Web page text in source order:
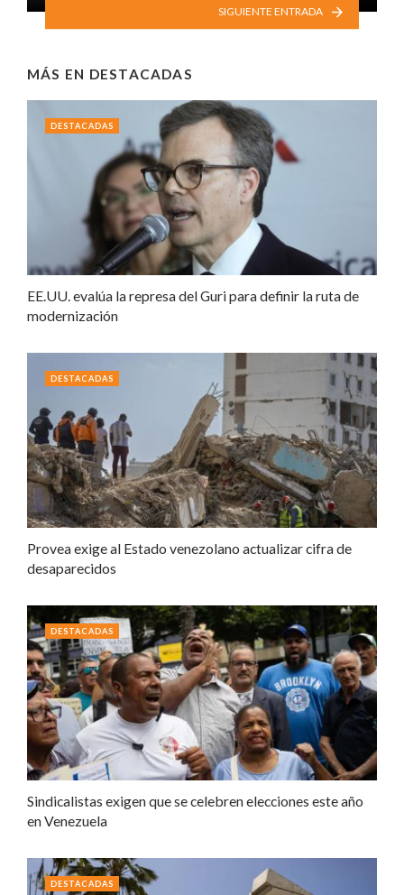
SIGUIENTE ENTRADA
MÁS EN DESTACADAS
EE.UU. evalúa la represa del Guri para definir la ruta de
modernización
DESTACADAS
Provea exige al Estado venezolano actualizar cifra de
desaparecidos
DESTACADAS
Sindicalistas exigen que se celebren elecciones este año
en Venezuela
DESTACADAS
DESTACADAS